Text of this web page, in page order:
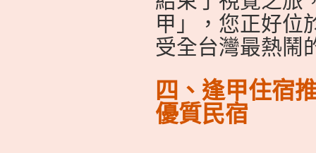
甲」，您正好位
受全台灣最熱鬧
四、逢甲住宿
優質民宿